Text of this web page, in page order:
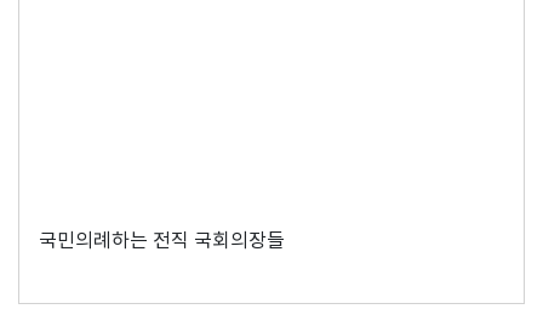
국민의례하는 전직 국회의장들